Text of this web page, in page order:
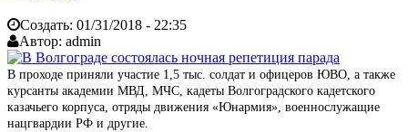
Создать: 01/31/2018 - 22:35
Автор: admin
В проходе приняли участие 1,5 тыс. солдат и офицеров ЮВО, а также
курсанты академии МВД, МЧС, кадеты Волгоградского кадетского
казачьего корпуса, отряды движения «Юнармия», военнослужащие
нацгвардии РФ и другие.